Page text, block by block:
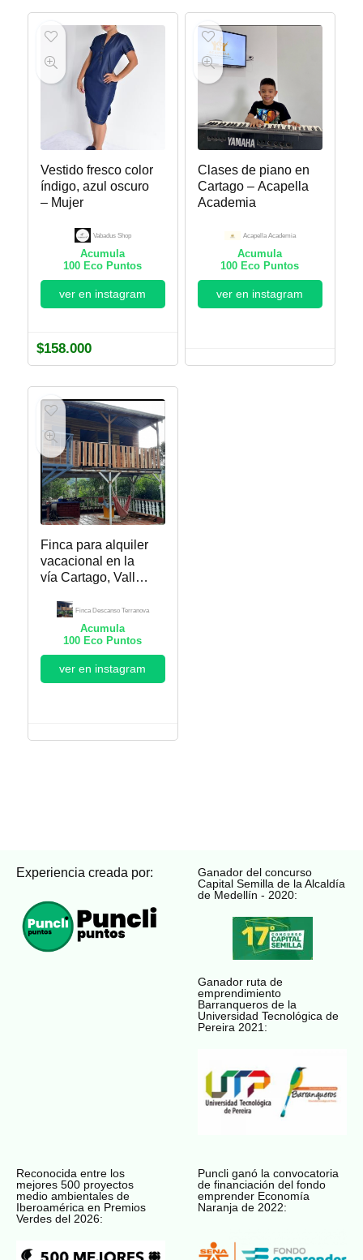
Vestido fresco color
índigo, azul oscuro
– Mujer
Vabadus Shop
Acumula
100 Eco Puntos
ver en instagram
$158.000
Clases de piano en
Cartago – Acapella
Academia
Acapella Academia
Acumula
100 Eco Puntos
ver en instagram
Finca para alquiler
vacacional en la
vía Cartago, Valle –
Descanso
Terranova
Finca Descanso Terranova
Acumula
100 Eco Puntos
ver en instagram
Experiencia creada por:
Ganador del concurso
Capital Semilla de la Alcaldía
de Medellín - 2020:
Ganador ruta de
emprendimiento
Barranqueros de la
Universidad Tecnológica de
Pereira 2021:
Reconocida entre los
mejores 500 proyectos
medio ambientales de
Iberoamérica en Premios
Verdes del 2026:
Puncli ganó la convocatoria
de financiación del fondo
emprender Economía
Naranja de 2022: